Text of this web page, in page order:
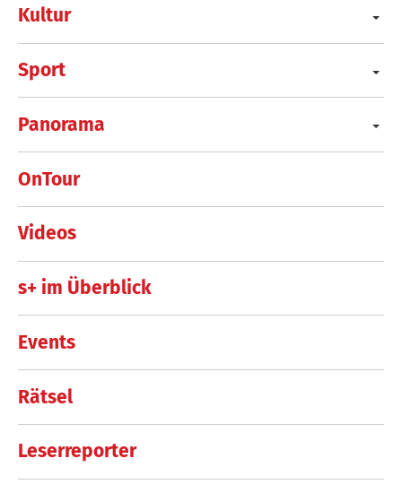
Kultur
Sport
Panorama
OnTour
Videos
s+ im Überblick
Events
Rätsel
Leserreporter